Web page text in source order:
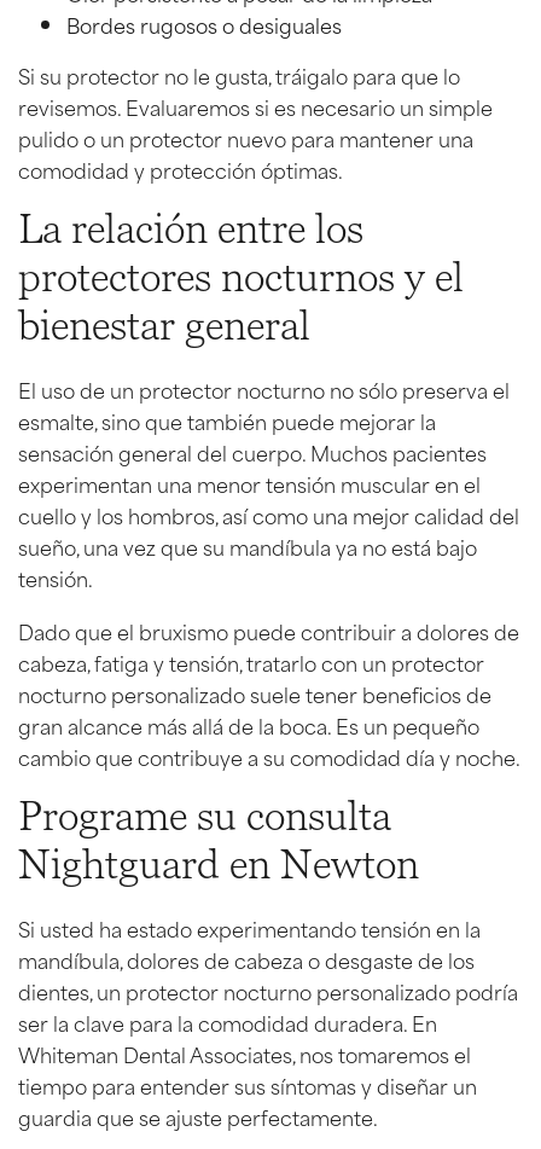
Bordes rugosos o desiguales
Si su protector no le gusta, tráigalo para que lo
revisemos. Evaluaremos si es necesario un simple
pulido o un protector nuevo para mantener una
comodidad y protección óptimas.
La relación entre los
protectores nocturnos y el
bienestar general
El uso de un protector nocturno no sólo preserva el
esmalte, sino que también puede mejorar la
sensación general del cuerpo. Muchos pacientes
experimentan una menor tensión muscular en el
cuello y los hombros, así como una mejor calidad del
sueño, una vez que su mandíbula ya no está bajo
tensión.
Dado que el bruxismo puede contribuir a dolores de
cabeza, fatiga y tensión, tratarlo con un protector
nocturno personalizado suele tener beneficios de
gran alcance más allá de la boca. Es un pequeño
cambio que contribuye a su comodidad día y noche.
Programe su consulta
Nightguard en Newton
Si usted ha estado experimentando tensión en la
mandíbula, dolores de cabeza o desgaste de los
dientes, un protector nocturno personalizado podría
ser la clave para la comodidad duradera. En
Whiteman Dental Associates, nos tomaremos el
tiempo para entender sus síntomas y diseñar un
guardia que se ajuste perfectamente.